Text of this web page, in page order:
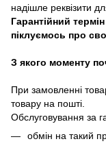
надішле реквізити
Гарантійний
піклуємось про
З якого моменту
При замовленні
товару на пошті.
Обслуговування за
обмін на такий